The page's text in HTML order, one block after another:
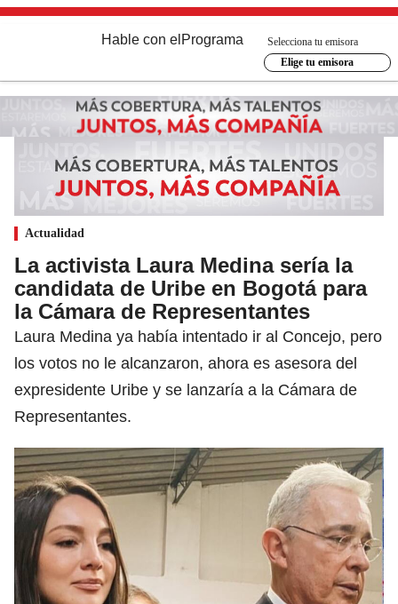
Hable con el Programa
Selecciona tu emisora
Elige tu emisora
Actualidad
La activista Laura Medina sería la
candidata de Uribe en Bogotá para
la Cámara de Representantes
Laura Medina ya había intentado ir al Concejo, pero
los votos no le alcanzaron, ahora es asesora del
expresidente Uribe y se lanzaría a la Cámara de
Representantes.